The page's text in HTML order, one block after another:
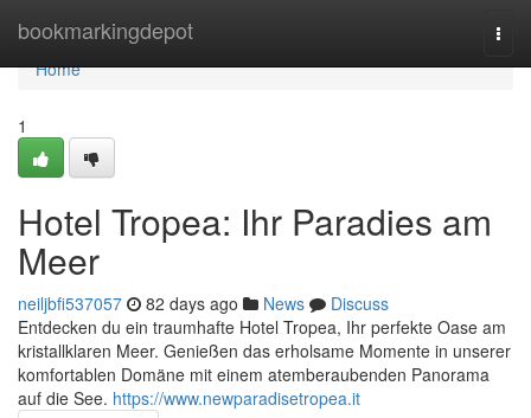
bookmarkingdepot
Home
Home
1
Hotel Tropea: Ihr Paradies am
Meer
neiljbfi537057 82 days ago News
Discuss
Entdecken du ein traumhafte Hotel Tropea, Ihr perfekte Oase am
kristallklaren Meer. Genießen das erholsame Momente in unserer
komfortablen Domäne mit einem atemberaubenden Panorama
auf die See. https://www.newparadisetropea.it